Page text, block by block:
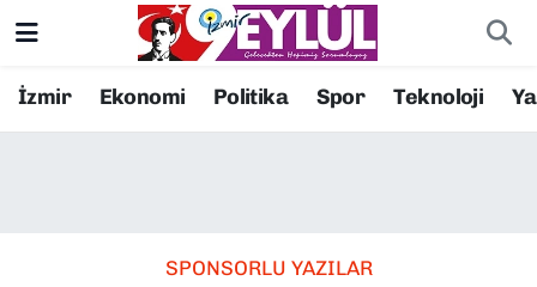
İzmir Ekonomi Politika Spor Teknoloji
SPONSORLU YAZILAR
Resmi İlanlar
Konak Nöbetçi Eczaneler
Süper Lig Puan Durumu ve Fikstür